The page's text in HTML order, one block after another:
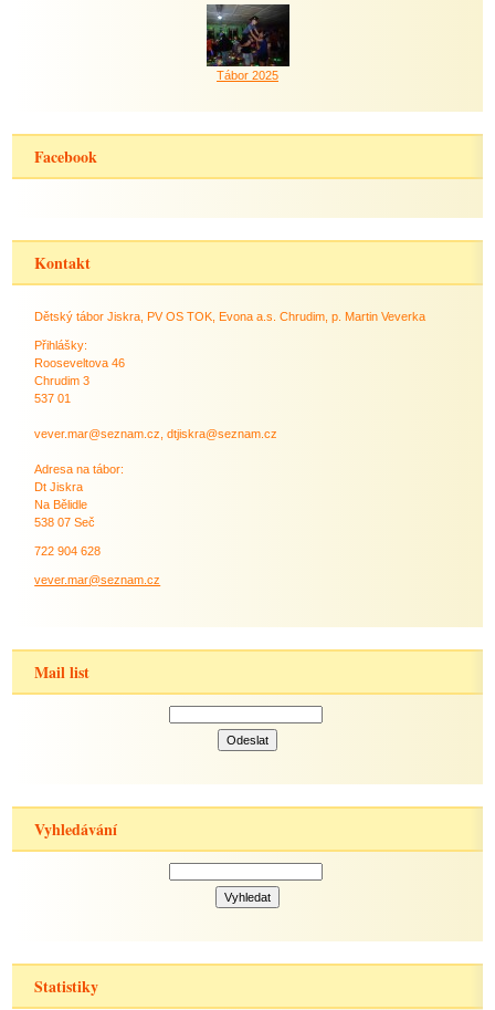
Tábor 2025
Facebook
Kontakt
Dětský tábor Jiskra, PV OS TOK, Evona a.s. Chrudim, p. Martin Veverka
Přihlášky:
Rooseveltova 46
Chrudim 3
537 01
vever.mar@seznam.cz, dtjiskra@seznam.cz
Adresa na tábor:
Dt Jiskra
Na Bělidle
538 07 Seč
722 904 628
vever.mar@seznam.cz
Mail list
Vyhledávání
Statistiky